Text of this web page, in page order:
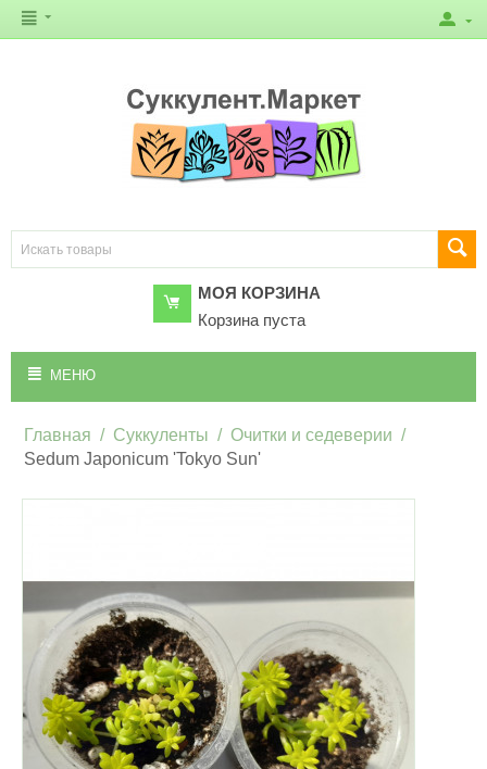
МОЯ КОРЗИНА
Корзина пуста
МЕНЮ
Главная / Суккуленты / Очитки и седеверии /
Sedum Japonicum 'Tokyo Sun'